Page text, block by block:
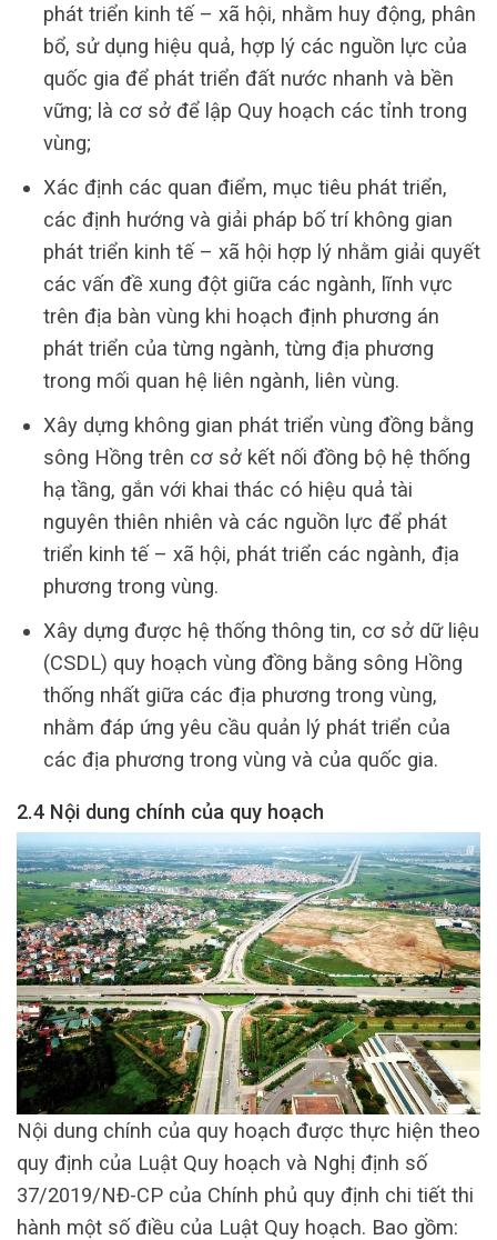
phát triển kinh tế – xã hội, nhằm huy động, phân
bổ, sử dụng hiệu quả, hợp lý các nguồn lực của
quốc gia để phát triển đất nước nhanh và bền
vững; là cơ sở để lập Quy hoạch các tỉnh trong
vùng;
Xác định các quan điểm, mục tiêu phát triển,
các định hướng và giải pháp bố trí không gian
phát triển kinh tế – xã hội hợp lý nhằm giải quyết
các vấn đề xung đột giữa các ngành, lĩnh vực
trên địa bàn vùng khi hoạch định phương án
phát triển của từng ngành, từng địa phương
trong mối quan hệ liên ngành, liên vùng.
Xây dựng không gian phát triển vùng đồng bằng
sông Hồng trên cơ sở kết nối đồng bộ hệ thống
hạ tầng, gắn với khai thác có hiệu quả tài
nguyên thiên nhiên và các nguồn lực để phát
triển kinh tế – xã hội, phát triển các ngành, địa
phương trong vùng.
Xây dựng được hệ thống thông tin, cơ sở dữ liệu
(CSDL) quy hoạch vùng đồng bằng sông Hồng
thống nhất giữa các địa phương trong vùng,
nhằm đáp ứng yêu cầu quản lý phát triển của
các địa phương trong vùng và của quốc gia.
2.4 Nội dung chính của quy hoạch
Nội dung chính của quy hoạch được thực hiện theo
quy định của Luật Quy hoạch và Nghị định số
37/2019/NĐ-CP của Chính phủ quy định chi tiết thi
hành một số điều của Luật Quy hoạch. Bao gồm: